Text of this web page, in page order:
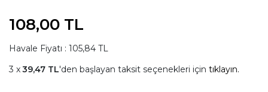
108,00 TL
Havale Fiyatı : 105,84 TL
39,47 TL'den başlayan taksit seçenekleri için tıklayın.